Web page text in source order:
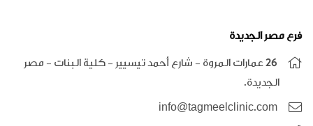
فرع مصر الجديدة
26 عمارات المروة - شارع أحمد تيسيير - كلية البنات - مصر
الجديدة.
info@tagmeelclinic.com